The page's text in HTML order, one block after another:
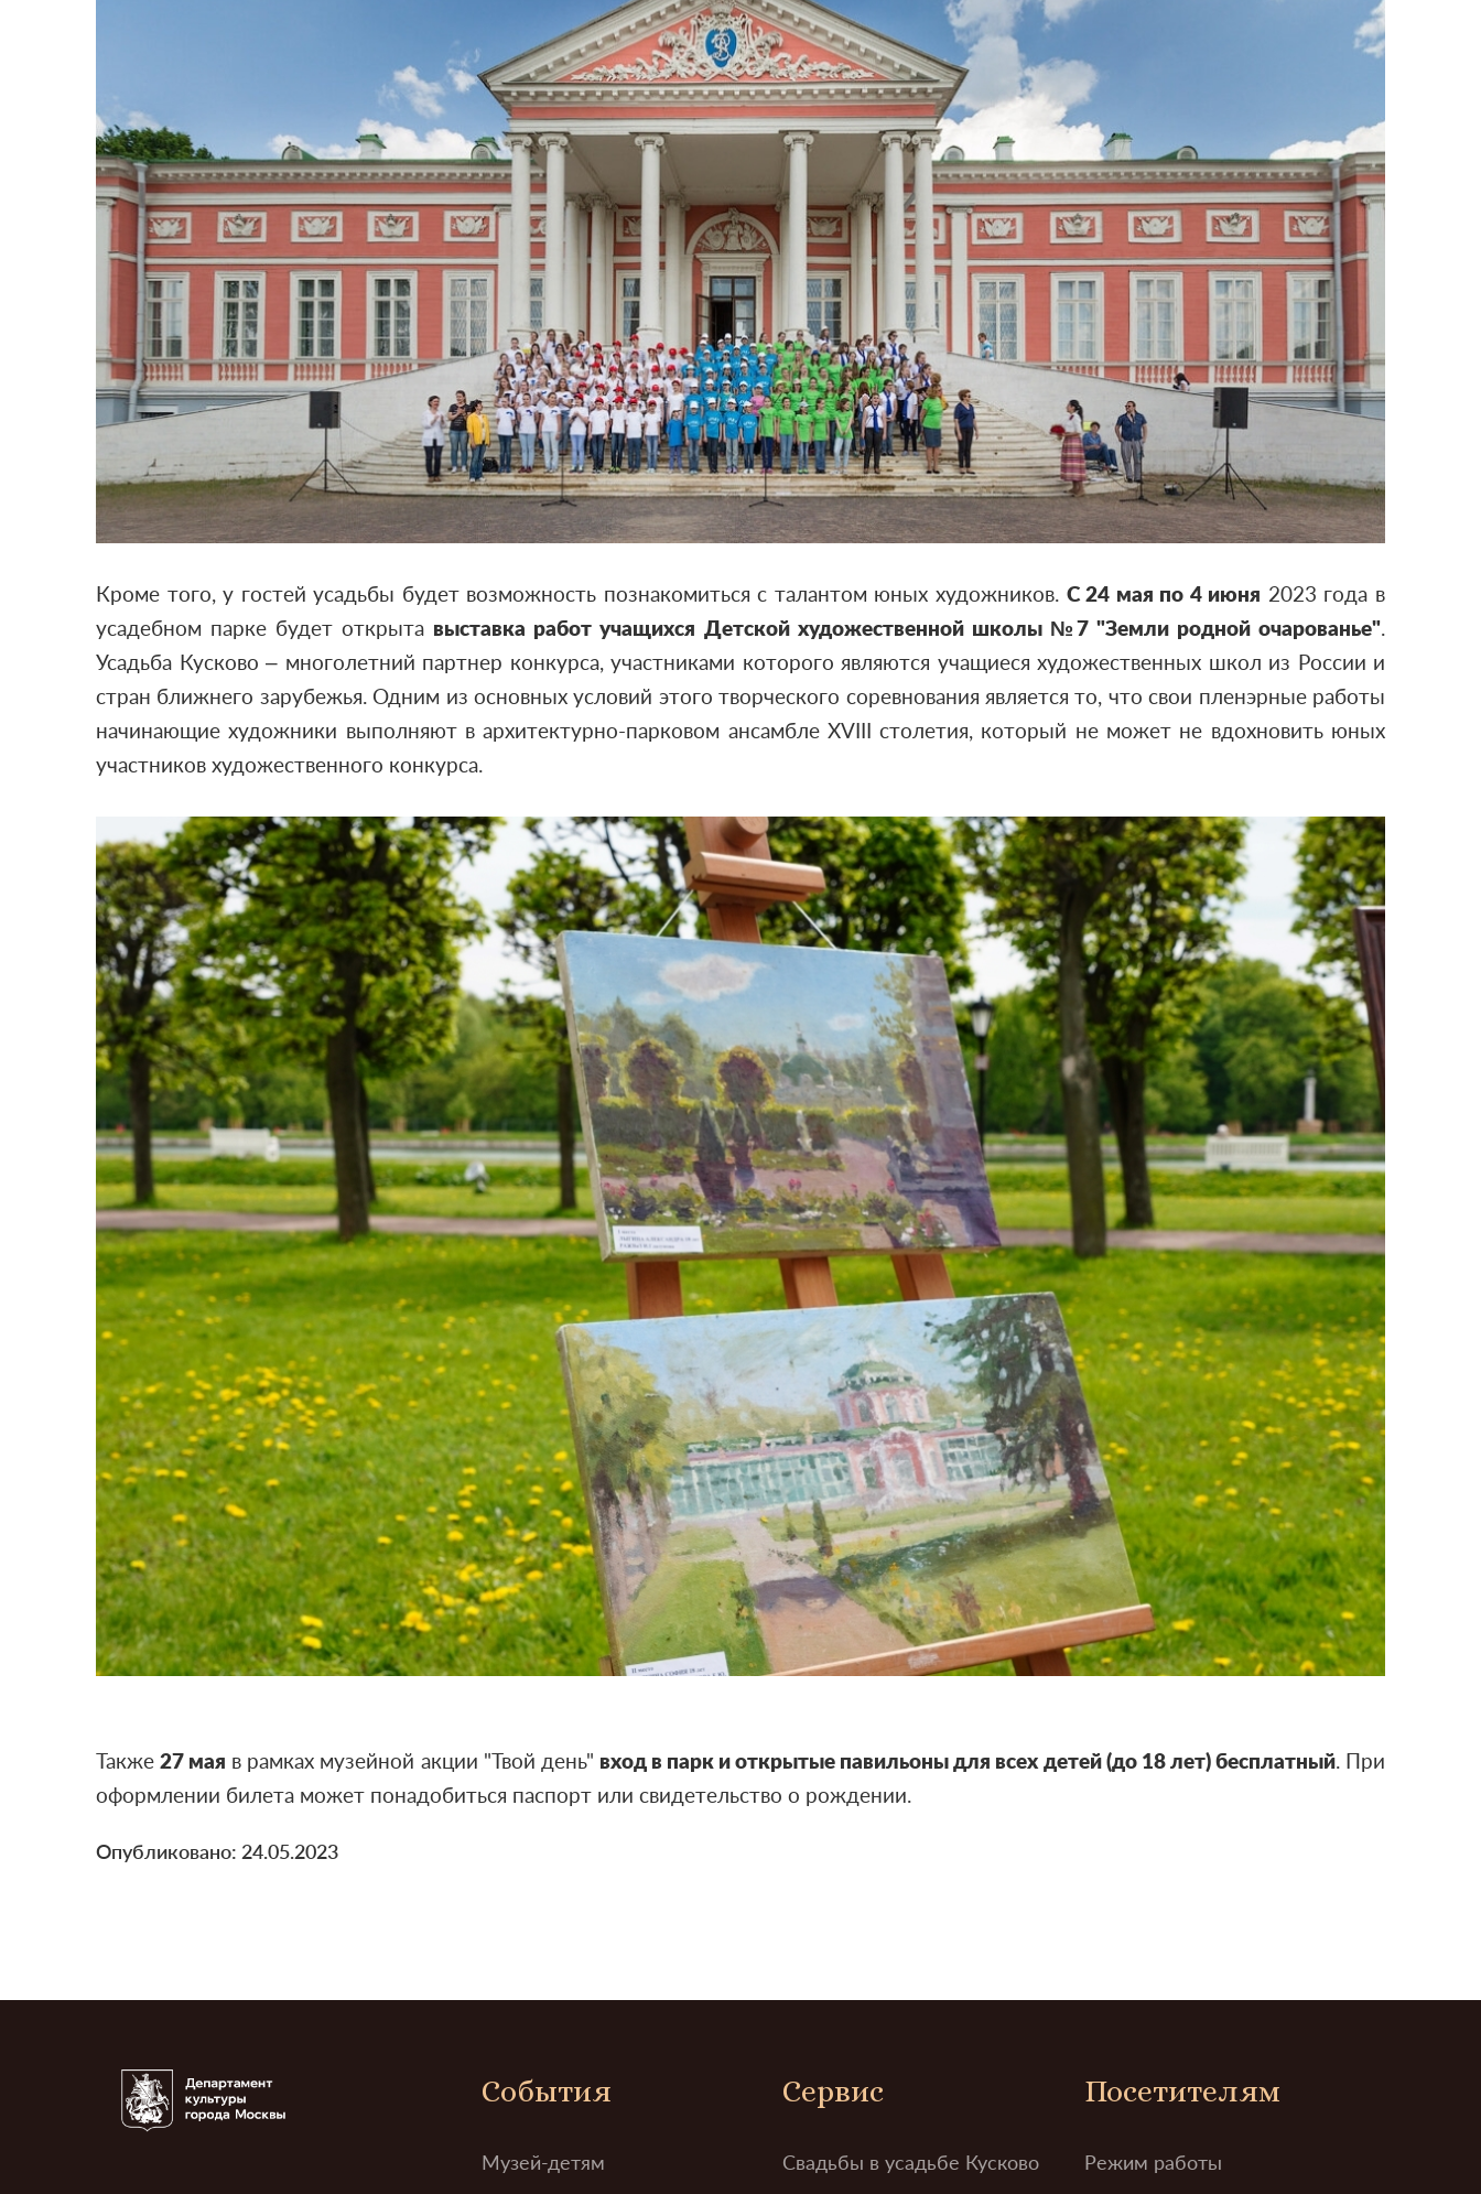
Кроме того, у гостей усадьбы будет возможность познакомиться с талантом юных художников. С 24 мая по 4 июня 2023 года в
усадебном парке будет открыта выставка работ учащихся Детской художественной школы №7 "Земли родной очарованье".
Усадьба Кусково – многолетний партнер конкурса, участниками которого являются учащиеся художественных школ из России и
стран ближнего зарубежья. Одним из основных условий этого творческого соревнования является то, что свои пленэрные работы
начинающие художники выполняют в архитектурно-парковом ансамбле XVIII столетия, который не может не вдохновить юных
участников художественного конкурса.
Также27 мая в рамках музейной акции "Твой день" вход в парк и открытые павильоны для всех детей (до 18 лет) бесплатный. При
оформлении билета может понадобиться паспорт или свидетельство о рождении.
Опубликовано: 24.05.2023
События
Музей-детям
Сервис
Свадьбы в усадьбе Кусково
Посетителям
Режим работы